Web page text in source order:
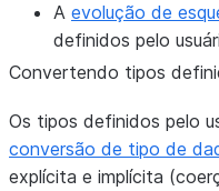
A evolução de
definidos pelo
Convertendo tipos
Os tipos definidos pelo
conversão de tipo de
explícita e implícita